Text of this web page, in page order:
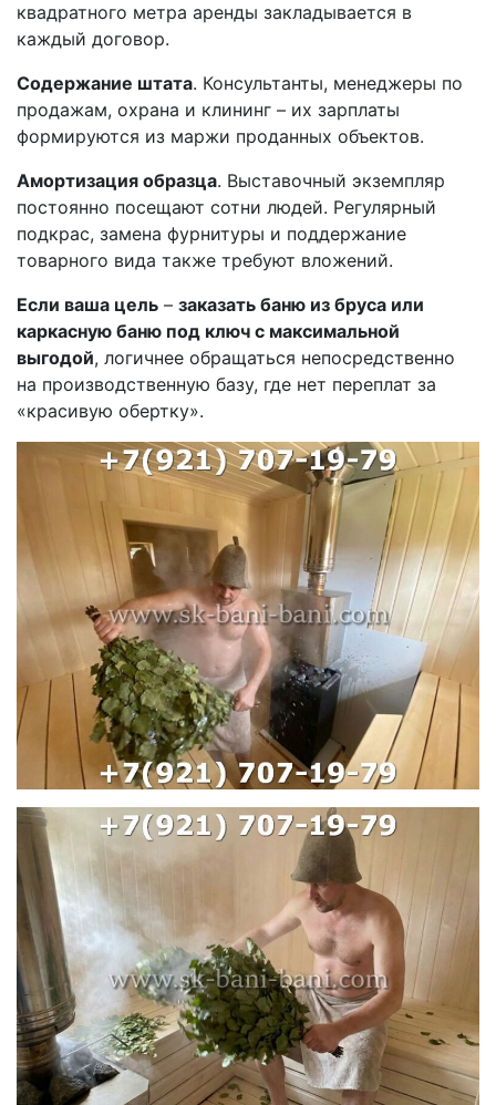
квадратного метра аренды закладывается в
каждый договор.
Содержание штата. Консультанты, менеджеры по
продажам, охрана и клининг – их зарплаты
формируются из маржи проданных объектов.
Амортизация образца. Выставочный экземпляр
постоянно посещают сотни людей. Регулярный
подкрас, замена фурнитуры и поддержание
товарного вида также требуют вложений.
Если ваша цель – заказать баню из бруса или
каркасную баню под ключ с максимальной
выгодой, логичнее обращаться непосредственно
на производственную базу, где нет переплат за
«красивую обертку».